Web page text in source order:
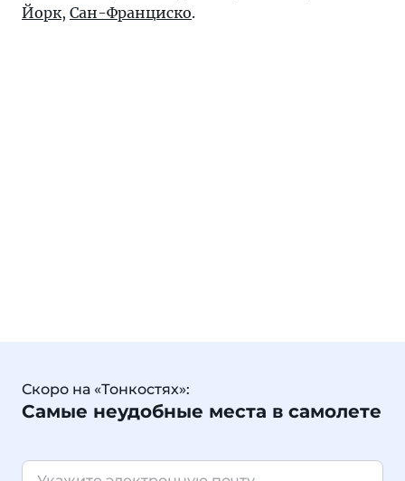
Йорк, Сан-Франциско.
Скоро на «Тонкостях»:
Самые неудобные места в самолете